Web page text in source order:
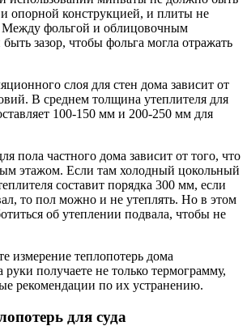
опорной конструкцией, и плиты не
Между фольгой и облицовочным
зазор, чтобы фольга могла отражать
слоя для стен дома зависит от
В среднем толщина утеплителя для
100-150 мм и 200-250 мм для
пола частного дома зависит от того, что
этажом. Если там холодный цокольный
составит порядка 300 мм, если
то пол можно и не утеплять. Но в этом
об утеплении подвала, чтобы не
измерение теплопотерь дома
руки получаете не только термограмму,
рекомендации по их устранению.
для суда